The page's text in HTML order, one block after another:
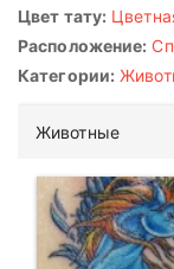
Цвет тату:
Расположение:
Категории:
Животные